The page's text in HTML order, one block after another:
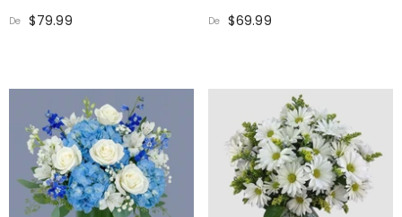
De $79.99 De $69.99